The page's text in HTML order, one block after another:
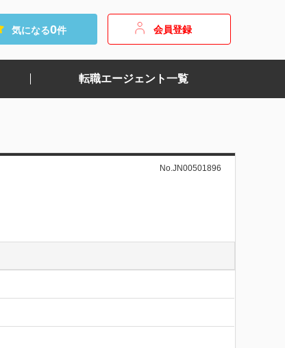
気になる0件 会員登録
転職エージェント一覧
No.JN00501896